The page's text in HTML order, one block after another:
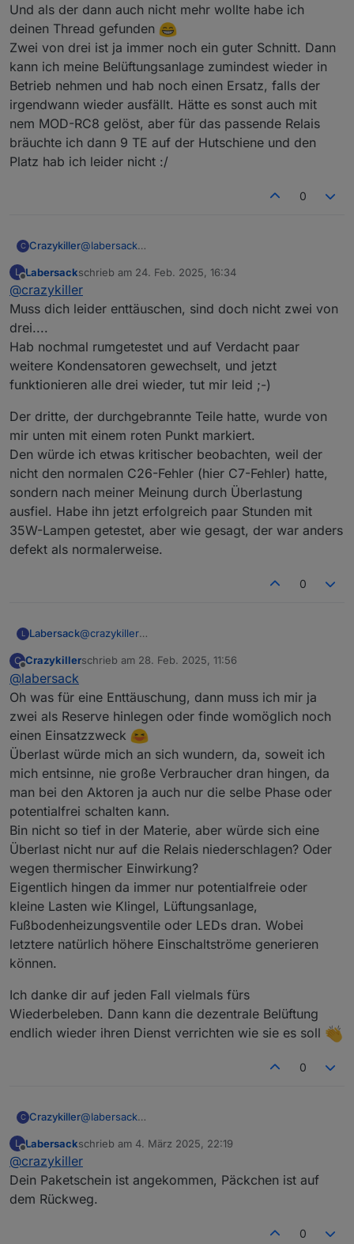
Und als der dann auch nicht mehr wollte habe ich
deinen Thread gefunden
Zwei von drei ist ja immer noch ein guter Schnitt. Dann
kann ich meine Belüftungsanlage zumindest wieder in
Betrieb nehmen und hab noch einen Ersatz, falls der
irgendwann wieder ausfällt. Hätte es sonst auch mit
nem MOD-RC8 gelöst, aber für das passende Relais
bräuchte ich dann 9 TE auf der Hutschiene und den
Platz hab ich leider nicht :/
0
C Crazykiller@labersack
anderer Fehler war. Eigentlich waren die alle mit
dem bekannten Verhalten ausgestiegen, dass ein
Kanal noch ging und sobald ein zweiter dazu kam
auch sein, dass der Erste mit nem anderen Fehler
ausgestiegen war und ich mich nur an die anderen
beiden erinnert habe.
Kann natürlich sein, dass der eine auch mal
anderweitig einen wegbekommen hat. Früher hatte
ich mal alle drei in Betrieb, dann wurde einiges
umgebaut und ich brauchte nur noch einen für
potentialfreie Schaltaufgaben. Da wurde dann der
Zweite verwendet und mit dem Dritten getauscht als
er nicht mehr wollte. Und als der dann auch nicht
mehr wollte habe ich deinen Thread gefunden
Zwei von drei ist ja immer noch ein guter Schnitt.
Dann kann ich meine Belüftungsanlage zumindest
wieder in Betrieb nehmen und hab noch einen
es sonst auch mit nem MOD-RC8 gelöst, aber für
L Labersackschrieb am 24. Feb. 2025, 16:34
zuletzt editiert von
@crazykiller
Muss dich leider enttäuschen, sind doch nicht zwei von
drei....
Hab nochmal rumgetestet und auf Verdacht paar
weitere Kondensatoren gewechselt, und jetzt
funktionieren alle drei wieder, tut mir leid ;-)
Der dritte, der durchgebrannte Teile hatte, wurde von
mir unten mit einem roten Punkt markiert.
Den würde ich etwas kritischer beobachten, weil der
nicht den normalen C26-Fehler (hier C7-Fehler) hatte,
sondern nach meiner Meinung durch Überlastung
ausfiel. Habe ihn jetzt erfolgreich paar Stunden mit
35W-Lampen getestet, aber wie gesagt, der war anders
defekt als normalerweise.
0
L Labersack@crazykiller
von drei....
weitere Kondensatoren gewechselt, und jetzt
funktionieren alle drei wieder, tut mir leid ;-)
Der dritte, der durchgebrannte Teile hatte, wurde
Den würde ich etwas kritischer beobachten, weil
der nicht den normalen C26-Fehler (hier C7-Fehler)
hatte, sondern nach meiner Meinung durch
Überlastung ausfiel. Habe ihn jetzt erfolgreich paar
Stunden mit 35W-Lampen getestet, aber wie
gesagt, der war anders defekt als normalerweise.
C
Offline
Crazykillerschrieb am 28. Feb. 2025, 11:56
zuletzt editiert von
@labersack
Oh was für eine Enttäuschung, dann muss ich mir ja
zwei als Reserve hinlegen oder finde womöglich noch
einen Einsatzzweck
Überlast würde mich an sich wundern, da, soweit ich
mich entsinne, nie große Verbraucher dran hingen, da
man bei den Aktoren ja auch nur die selbe Phase oder
potentialfrei schalten kann.
Bin nicht so tief in der Materie, aber würde sich eine
Überlast nicht nur auf die Relais niederschlagen? Oder
wegen thermischer Einwirkung?
Eigentlich hingen da immer nur potentialfreie oder
kleine Lasten wie Klingel, Lüftungsanlage,
Fußbodenheizungsventile oder LEDs dran. Wobei
letztere natürlich höhere Einschaltströme generieren
können.
Ich danke dir auf jeden Fall vielmals fürs
Wiederbeleben. Dann kann die dezentrale Belüftung
endlich wieder ihren Dienst verrichten wie sie es soll
0
C Crazykiller@labersack
zwei als Reserve hinlegen oder finde womöglich
noch einen Einsatzzweck
Überlast würde mich an sich wundern, da, soweit
hingen, da man bei den Aktoren ja auch nur die
Bin nicht so tief in der Materie, aber würde sich
Ich danke dir auf jeden Fall vielmals fürs
Wiederbeleben. Dann kann die dezentrale
Belüftung endlich wieder ihren Dienst verrichten
wie sie es soll
L Labersackschrieb am 4. März 2025, 22:19
zuletzt editiert von
@crazykiller
Dein Paketschein ist angekommen, Päckchen ist auf
dem Rückweg.
0